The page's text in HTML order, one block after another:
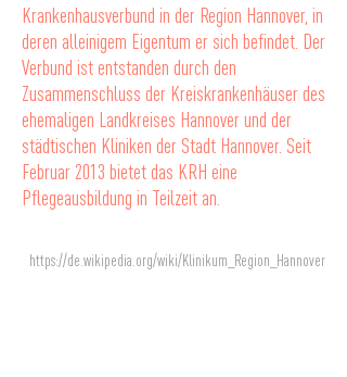
Krankenhausverbund in der Region Hannover, in
deren alleinigem Eigentum er sich befindet. Der
Verbund ist entstanden durch den
Zusammenschluss der Kreiskrankenhäuser des
ehemaligen Landkreises Hannover und der
städtischen Kliniken der Stadt Hannover. Seit
Februar 2013 bietet das KRH eine
Pflegeausbildung in Teilzeit an.
https://de.wikipedia.org/wiki/Klinikum_Region_Hannover